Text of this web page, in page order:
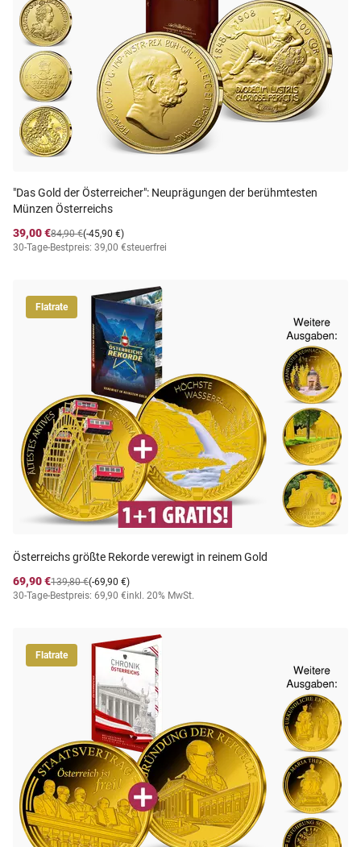
"Das Gold der Österreicher": Neuprägungen der berühmtesten
Münzen Österreichs
39,00 €
(-45,90 €)
84,90 €
30-Tage-Bestpreis: 39,00 €steuerfrei
Flatrate
Österreichs größte Rekorde verewigt in reinem Gold
69,90 €
(-69,90 €)
139,80 €
30-Tage-Bestpreis: 69,90 €inkl. 20% MwSt.
Flatrate